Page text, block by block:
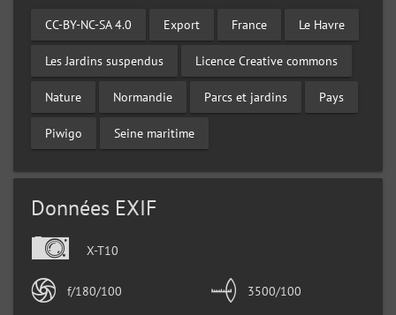
CC-BY-NC-SA 4.0 Export France Le Havre
Les Jardins suspendus Licence Creative commons
Nature Normandie Parcs et jardins Pays
Piwigo Seine maritime
Données EXIF
X-T10
f/180/100 3500/100